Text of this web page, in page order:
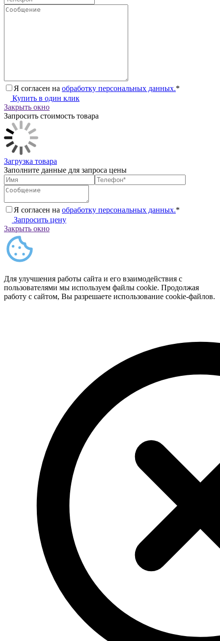
Я согласен на обработку персональных данных.*
Купить в один клик
Закрыть окно
Запросить стоимость товара
Загрузка товара
Заполните данные для запроса цены
Я согласен на обработку персональных данных.*
Запросить цену
Закрыть окно
Для улучшения работы сайта и его взаимодействия с
пользователями мы используем файлы cookie. Продолжая
работу с сайтом, Вы разрешаете использование cookie-файлов.